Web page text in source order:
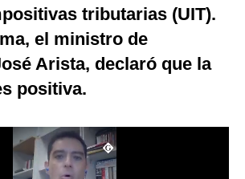
tributarias (UIT).
el ministro de
Arista, declaró que la
positiva.